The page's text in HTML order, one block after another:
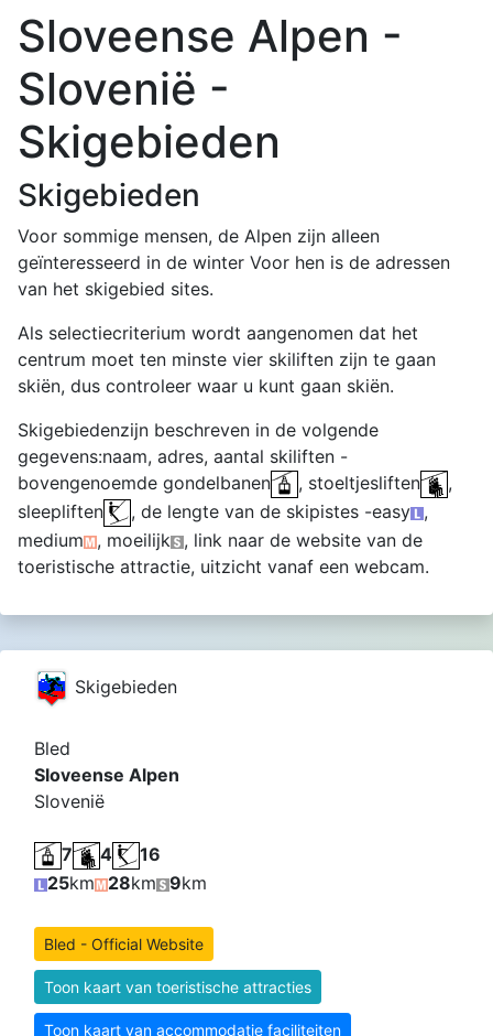
Sloveense Alpen -
Slovenië -
Skigebieden
Skigebieden
Voor sommige mensen, de Alpen zijn alleen
geïnteresseerd in de winter Voor hen is de adressen
van het skigebied sites.
Als selectiecriterium wordt aangenomen dat het
centrum moet ten minste vier skiliften zijn te gaan
skiën, dus controleer waar u kunt gaan skiën.
Skigebiedenzijn beschreven in de volgende
gegevens:naam, adres, aantal skiliften -
bovengenoemde gondelbanen
, stoeltjesliften
,
sleepliften
, de lengte van de skipistes -easy
,
medium
, moeilijk
, link naar de website van de
toeristische attractie, uitzicht vanaf een webcam.
Skigebieden
Bled
Sloveense Alpen
Slovenië
7 4
16
25km 28km 9km
Bled - Official Website
Toon kaart van toeristische attracties
Toon kaart van accommodatie faciliteiten